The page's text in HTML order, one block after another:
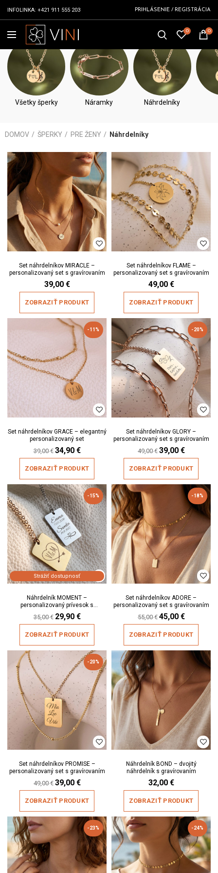
INFOLINKA: +421 911 555 203 PRIHLÁSENIE / REGISTRÁCIA
0 0
NÁHRDELNÍKY
Všetky šperky Náramky Náhrdelníky
DOMOV ŠPERKY PRE ŽENY Náhrdelníky
Set náhrdelníkov MIRACLE –
personalizovaný set s gravírovaním
39,00 €
ZOBRAZIŤ PRODUKT
Set náhrdelníkov FLAME –
personalizovaný set s gravírovaním
49,00 €
ZOBRAZIŤ PRODUKT
-11%
Set náhrdelníkov GRACE – elegantný
personalizovaný set
39,00€ Original
price
was:
34,90 €Current
price
is:
ZOBRAZIŤ PRODUKT
-20%
Set náhrdelníkov GLORY –
personalizovaný set s gravírovaním
49,00€ Original
price
was:
39,00 €Current
price
is:
ZOBRAZIŤ PRODUKT
-15%
Strážiť dostupnosť
Náhrdelník MOMENT –
personalizovaný prívesok s
gravírovaním
35,00€ Original
price
was:
29,90 €Current
price
is:
ZOBRAZIŤ PRODUKT
-18%
Set náhrdelníkov ADORE –
personalizovaný set s gravírovaním
55,00€ Original
price
was:
45,00 €Current
price
is:
ZOBRAZIŤ PRODUKT
-20%
Set náhrdelníkov PROMISE –
personalizovaný set s gravírovaním
49,00€ Original
price
was:
39,00 €Current
price
is:
ZOBRAZIŤ PRODUKT
Náhrdelník BOND – dvojitý
náhrdelník s gravírovaním
32,00 €
ZOBRAZIŤ PRODUKT
-23% -24%